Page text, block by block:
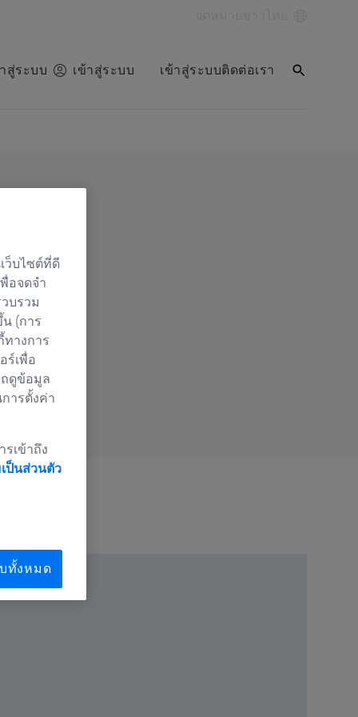
สู่ระบบ เข้าสู่ระบบ เข้าสู่ระบบติดต่อเรา
ว็บไซต์ที่ดี
อจดจำ
บรวม
(การ
างการ
ร์เพื่อ
ดูข้อมูล
ารตั้งค่า
เข้าถึง
ป็นส่วนตัว
ทั้งหมด